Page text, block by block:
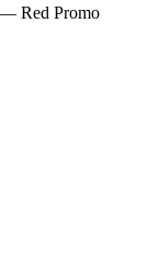
— Red Promo